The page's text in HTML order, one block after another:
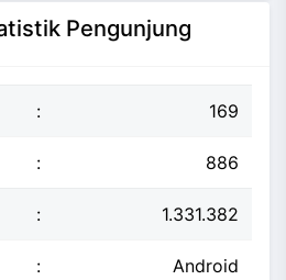
Pengunjung
: 169
: 886
: 1.331.382
: Android